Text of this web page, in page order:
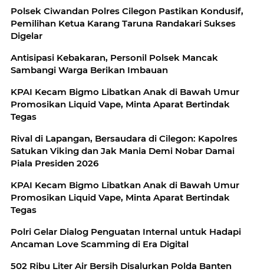
Polsek Ciwandan Polres Cilegon Pastikan Kondusif,
Pemilihan Ketua Karang Taruna Randakari Sukses
Digelar
Antisipasi Kebakaran, Personil Polsek Mancak
Sambangi Warga Berikan Imbauan
KPAI Kecam Bigmo Libatkan Anak di Bawah Umur
Promosikan Liquid Vape, Minta Aparat Bertindak
Tegas
Rival di Lapangan, Bersaudara di Cilegon: Kapolres
Satukan Viking dan Jak Mania Demi Nobar Damai
Piala Presiden 2026
KPAI Kecam Bigmo Libatkan Anak di Bawah Umur
Promosikan Liquid Vape, Minta Aparat Bertindak
Tegas
Polri Gelar Dialog Penguatan Internal untuk Hadapi
Ancaman Love Scamming di Era Digital
502 Ribu Liter Air Bersih Disalurkan Polda Banten